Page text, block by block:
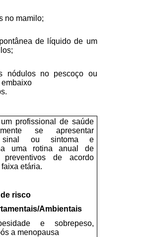
no mamilo;
de líquido de um
nódulos no pescoço ou
profissional de saúde
se apresentar
sinal ou sintoma e
uma rotina anual de
preventivos de acordo
etária.
risco
Ambientais
e sobrepeso,
a menopausa